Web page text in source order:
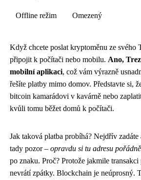
Offline režim Omezený
Když chcete poslat kryptoměnu ze svého
připojit k počítači nebo mobilu. Ano,
mobilní aplikaci, což vám výrazně
řešíte platby mimo domov. Představte si,
bitcoin kamarádovi v kavárně nebo
kvůli tomu běžet domů k počítači.
Jak taková platba probíhá? Nejdřív zadáte
tady pozor – opravdu si tu adresu
po znaku. Proč? Protože jakmile
nevrátí zpátky. Blockchain je neúprosný.